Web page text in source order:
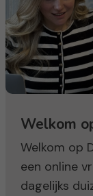
Welkom
Welkom op
een online
dagelijks